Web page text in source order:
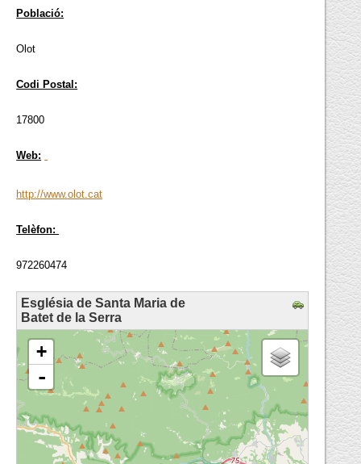
Població:
Olot
Codi Postal:
17800
Web:
http://www.olot.cat
Telèfon:
972260474
Església de Santa Maria de
Batet de la Serra
loading map - please wait...
+
-